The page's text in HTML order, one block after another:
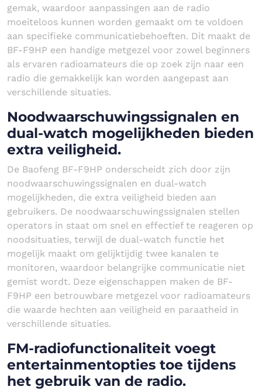
gemak, waardoor aanpassingen aan de radio
moeiteloos kunnen worden gemaakt om te voldoen
aan specifieke communicatiebehoeften. Dit maakt de
BF-F9HP een handige metgezel voor zowel beginners
als ervaren radioamateurs die op zoek zijn naar een
radio die gemakkelijk kan worden aangepast aan
verschillende situaties.
Noodwaarschuwingssignalen en
dual-watch mogelijkheden bieden
extra veiligheid.
De Baofeng BF-F9HP onderscheidt zich door zijn
noodwaarschuwingssignalen en dual-watch
mogelijkheden, die extra veiligheid bieden aan
gebruikers. De noodwaarschuwingssignalen stellen
operators in staat om snel en effectief te reageren op
noodsituaties, terwijl de dual-watch functie het
mogelijk maakt om gelijktijdig twee kanalen te
monitoren, waardoor belangrijke communicatie niet
gemist wordt. Deze eigenschappen maken de BF-
F9HP een betrouwbare metgezel voor radioamateurs
die waarde hechten aan veiligheid en paraatheid in
verschillende situaties.
FM-radiofunctionaliteit voegt
entertainmentopties toe tijdens
het gebruik van de radio.